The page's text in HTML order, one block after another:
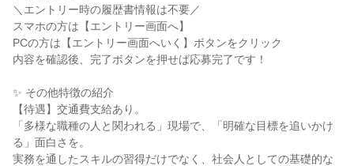
＼エントリー時の履歴書情報は不要／
スマホの方は【エントリー画面へ】
PCの方は【エントリー画面へいく】ボタンをクリック
内容を確認後、完了ボタンを押せば応募完了です！
✨ その他特徴の紹介
【待遇】交通費支給あり。
「多様な職種の人と関われる」現場で、「明確な目標を追いかけ
る」面白さを。
実務を通したスキルの習得だけでなく、社会人としての基礎的な